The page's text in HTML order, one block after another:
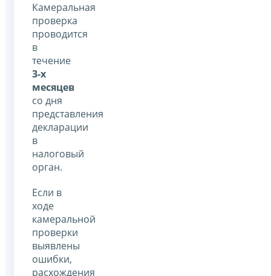
Камеральная
проверка
проводится
в
течение
3-х
месяцев
со дня
представления
декларации
в
налоговый
орган.
Если в
ходе
камеральной
проверки
выявлены
ошибки,
расхождения